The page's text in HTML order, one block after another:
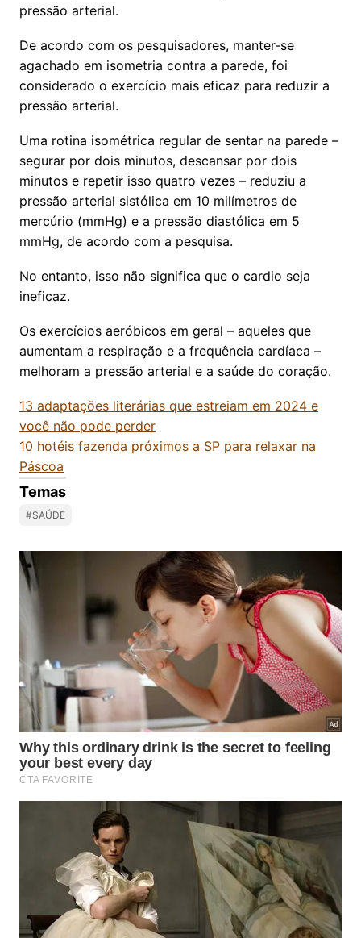
pressão arterial.
De acordo com os pesquisadores, manter-se
agachado em isometria contra a parede, foi
considerado o exercício mais eficaz para reduzir a
pressão arterial.
Uma rotina isométrica regular de sentar na parede –
segurar por dois minutos, descansar por dois
minutos e repetir isso quatro vezes – reduziu a
pressão arterial sistólica em 10 milímetros de
mercúrio (mmHg) e a pressão diastólica em 5
mmHg, de acordo com a pesquisa.
No entanto, isso não significa que o cardio seja
ineficaz.
Os exercícios aeróbicos em geral – aqueles que
aumentam a respiração e a frequência cardíaca –
melhoram a pressão arterial e a saúde do coração.
13 adaptações literárias que estreiam em 2024 e
você não pode perder
10 hotéis fazenda próximos a SP para relaxar na
Páscoa
Temas
#SAÚDE